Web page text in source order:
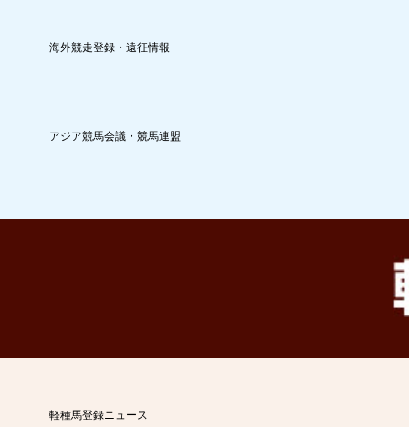
海外競走登録・遠征情報
アジア競馬会議・競馬連盟
軽種馬登録ニュース